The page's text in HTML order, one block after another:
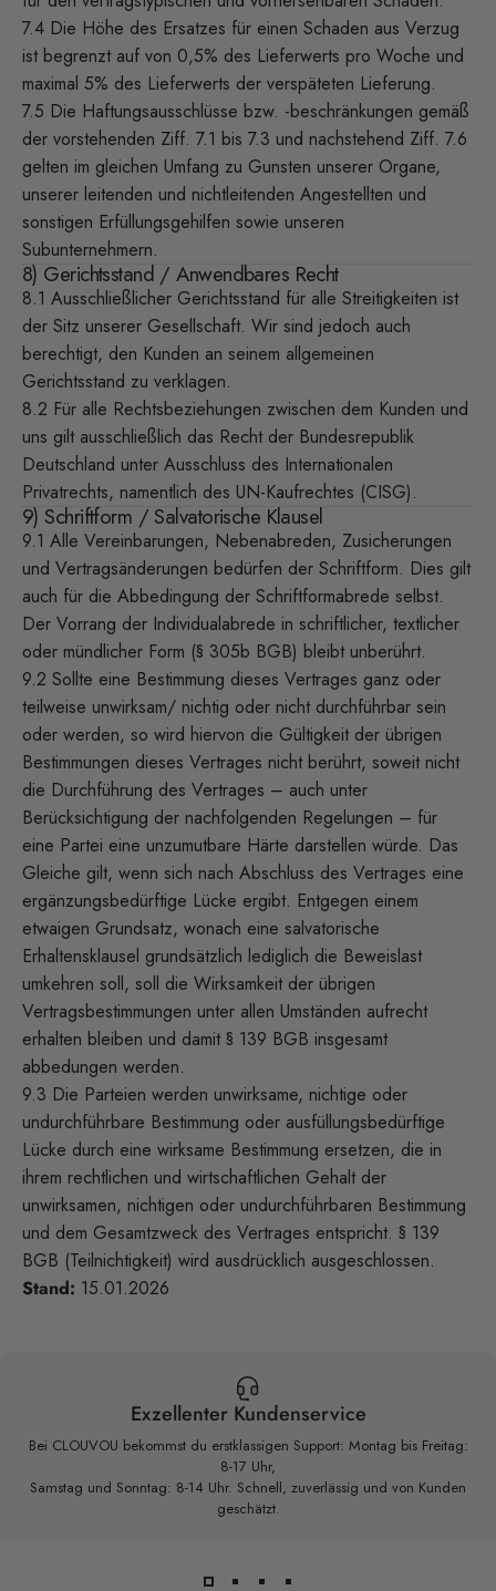
7.4 Die Höhe des Ersatzes für einen Schaden aus Verzug
ist begrenzt auf von 0,5% des Lieferwerts pro Woche und
maximal 5% des Lieferwerts der verspäteten Lieferung.
7.5 Die Haftungsausschlüsse bzw. -beschränkungen gemäß
der vorstehenden Ziff. 7.1 bis 7.3 und nachstehend Ziff. 7.6
gelten im gleichen Umfang zu Gunsten unserer Organe,
unserer leitenden und nichtleitenden Angestellten und
sonstigen Erfüllungsgehilfen sowie unseren
Subunternehmern.
8) Gerichtsstand / Anwendbares Recht
8.1 Ausschließlicher Gerichtsstand für alle Streitigkeiten ist
der Sitz unserer Gesellschaft. Wir sind jedoch auch
berechtigt, den Kunden an seinem allgemeinen
Gerichtsstand zu verklagen.
8.2 Für alle Rechtsbeziehungen zwischen dem Kunden und
uns gilt ausschließlich das Recht der Bundesrepublik
Deutschland unter Ausschluss des Internationalen
Privatrechts, namentlich des UN-Kaufrechtes (CISG).
9) Schriftform / Salvatorische Klausel
9.1 Alle Vereinbarungen, Nebenabreden, Zusicherungen
und Vertragsänderungen bedürfen der Schriftform. Dies gilt
auch für die Abbedingung der Schriftformabrede selbst.
Der Vorrang der Individualabrede in schriftlicher, textlicher
oder mündlicher Form (§ 305b BGB) bleibt unberührt.
9.2 Sollte eine Bestimmung dieses Vertrages ganz oder
teilweise unwirksam/ nichtig oder nicht durchführbar sein
oder werden, so wird hiervon die Gültigkeit der übrigen
Bestimmungen dieses Vertrages nicht berührt, soweit nicht
die Durchführung des Vertrages – auch unter
Berücksichtigung der nachfolgenden Regelungen – für
eine Partei eine unzumutbare Härte darstellen würde. Das
Gleiche gilt, wenn sich nach Abschluss des Vertrages eine
ergänzungsbedürftige Lücke ergibt. Entgegen einem
etwaigen Grundsatz, wonach eine salvatorische
Erhaltensklausel grundsätzlich lediglich die Beweislast
umkehren soll, soll die Wirksamkeit der übrigen
Vertragsbestimmungen unter allen Umständen aufrecht
erhalten bleiben und damit § 139 BGB insgesamt
abbedungen werden.
9.3 Die Parteien werden unwirksame, nichtige oder
undurchführbare Bestimmung oder ausfüllungsbedürftige
Lücke durch eine wirksame Bestimmung ersetzen, die in
ihrem rechtlichen und wirtschaftlichen Gehalt der
unwirksamen, nichtigen oder undurchführbaren Bestimmung
und dem Gesamtzweck des Vertrages entspricht. § 139
BGB (Teilnichtigkeit) wird ausdrücklich ausgeschlossen.
Stand: 15.01.2026
Exzellenter Kundenservice
Bei CLOUVOU bekommst du erstklassigen Support: Montag bis Freitag:
8-17 Uhr,
Samstag und Sonntag: 8-14 Uhr. Schnell, zuverlässig und von Kunden
geschätzt.